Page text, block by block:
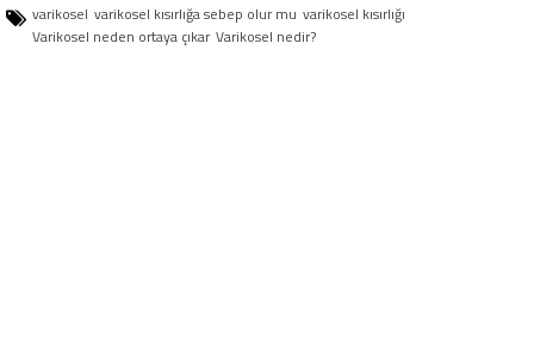
varikosel varikosel kısırlığa sebep olur mu varikosel kısırlığı
Varikosel neden ortaya çıkar Varikosel nedir?